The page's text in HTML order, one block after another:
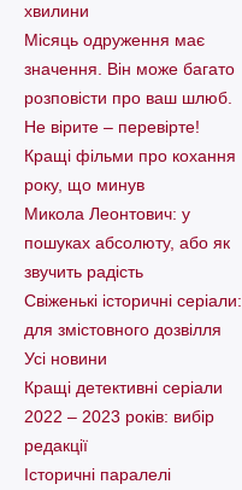
хвилини
Місяць одруження має
значення. Він може багато
розповісти про ваш шлюб.
Не вірите – перевірте!
Кращі фільми про кохання
року, що минув
Микола Леонтович: у
пошуках абсолюту, або як
звучить радість
Свіженькі історичні серіали:
для змістовного дозвілля
Усі новини
Кращі детективні серіали
2022 – 2023 років: вибір
редакції
Історичні паралелі